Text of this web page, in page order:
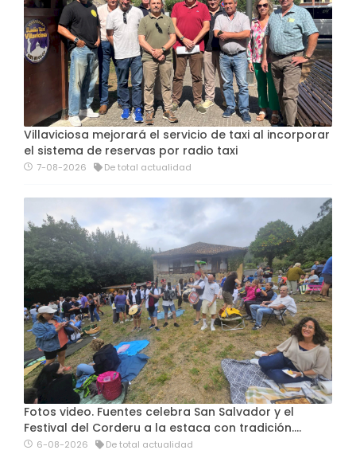
Villaviciosa mejorará el servicio de taxi al incorporar
el sistema de reservas por radio taxi
7-08-2026 De total actualidad
Fotos video. Fuentes celebra San Salvador y el
Festival del Corderu a la estaca con tradición....
6-08-2026 De total actualidad